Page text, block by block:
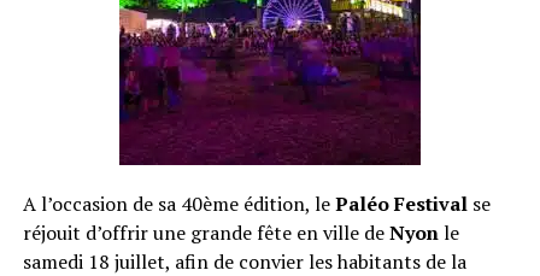
A l’occasion de sa 40ème édition, lePaléo Festivalse
réjouit d’offrir une grande fête en ville deNyonle
samedi 18 juillet, afin de convier les habitants de la